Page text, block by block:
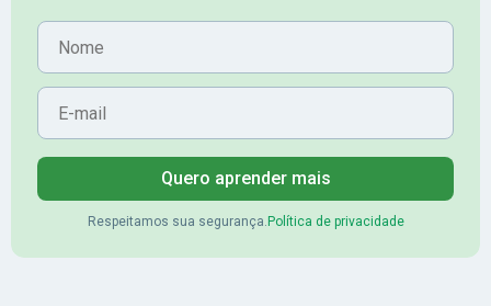
Nome
E-mail
Quero aprender mais
Respeitamos sua segurança. Política de privacidade